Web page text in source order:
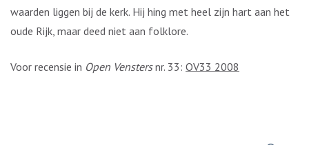
waarden liggen bij de kerk. Hij hing met heel zijn hart aan het
oude Rijk, maar deed niet aan folklore.
Voor recensie in Open Venstersnr. 33: OV33 2008